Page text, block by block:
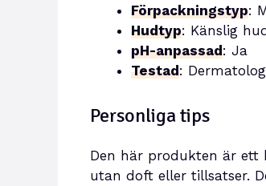
Förpackningstyp:
Hudtyp: Känslig
pH-anpassad: Ja
Testad:
Personliga tips
Den här produkten är
utan doft eller tillsatser.